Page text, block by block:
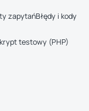
zapytańBłędy i kody
testowy (PHP)